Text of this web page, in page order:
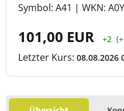
Symbol: A41 | WKN:
101,00 EUR +2
Letzter Kurs: 08.08.2026